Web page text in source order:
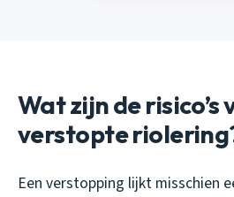
Wat zijn de risico’s
verstopte
Een verstopping lijkt misschien